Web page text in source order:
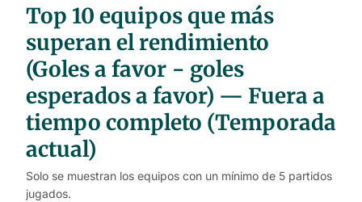
e
Top 10 equipos que más
superan el rendimiento
(Goles a favor − goles
esperados a favor) — Fuera a
tiempo completo (Temporada
actual)
Solo se muestran los equipos con un mínimo de 5 partidos
jugados.